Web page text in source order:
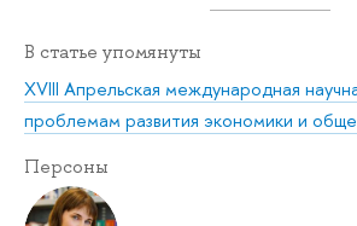
В статье упомянуты
XVIII Апрельская международная
проблемам развития экономики и
Персоны